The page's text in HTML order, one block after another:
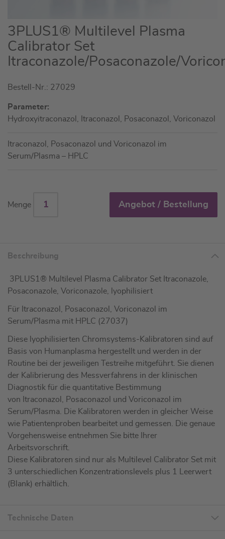
Zum
Anfang
der
Bildgalerie
3PLUS1® Multilevel Plasma
Calibrator Set
Itraconazole/Posaconazole/
Bestell-Nr.: 27029
Parameter:
Hydroxyitraconazol, Itraconazol, Posaconazol, Voriconazol
Itraconazol, Posaconazol und Voriconazol im
Serum/Plasma – HPLC
Menge Angebot / Bestellung
Beschreibung
3PLUS1® Multilevel Plasma Calibrator Set Itraconazole,
Posaconazole, Voriconazole, lyophilisiert
Für Itraconazol, Posaconazol, Voriconazol im
Serum/Plasma mit HPLC (27037)
Diese lyophilisierten Chromsystems-Kalibratoren sind auf
Basis von Humanplasma hergestellt und werden in der
Routine bei der jeweiligen Testreihe mitgeführt. Sie dienen
der Kalibrierung des Messverfahrens in der klinischen
Diagnostik für die quantitative Bestimmung
von Itraconazol, Posaconazol und Voriconazol im
Serum/Plasma. Die Kalibratoren werden in gleicher Weise
wie Patientenproben bearbeitet und gemessen. Die genaue
Vorgehensweise entnehmen Sie bitte Ihrer
Arbeitsvorschrift.
Diese Kalibratoren sind nur als Multilevel Calibrator Set mit
3 unterschiedlichen Konzentrationslevels plus 1 Leerwert
(Blank) erhältlich.
Technische Daten